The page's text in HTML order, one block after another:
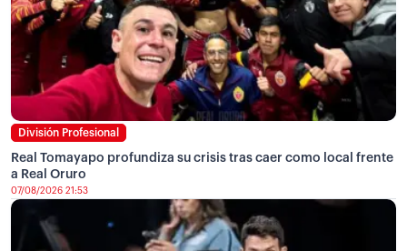
División Profesional
Real Tomayapo profundiza su crisis tras caer como local frente
a Real Oruro
07/08/2026 21:53